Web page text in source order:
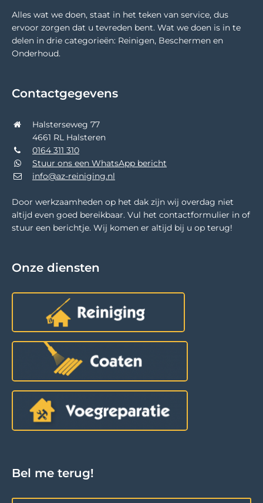
Alles wat we doen, staat in het teken van service, dus
ervoor zorgen dat u tevreden bent. Wat we doen is in te
delen in drie categorieën: Reinigen, Beschermen en
Onderhoud.
Contactgegevens
Halsterseweg 77
4661 RL Halsteren
0164 311 310
Stuur ons een WhatsApp bericht
info@az-reiniging.nl
Door werkzaamheden op het dak zijn wij overdag niet
altijd even goed bereikbaar. Vul het contactformulier in of
stuur een berichtje. Wij komen er altijd bij u op terug!
Onze diensten
Bel me terug!